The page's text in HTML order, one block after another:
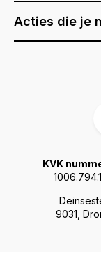
Acties die je
9031,
KVK